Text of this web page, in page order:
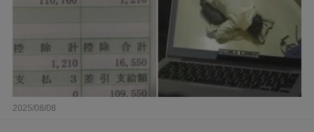
2025/08/08